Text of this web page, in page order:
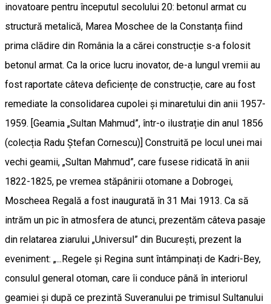
inovatoare pentru începutul secolului 20: betonul armat cu
structură metalică, Marea Moschee de la Constanța fiind
prima clădire din România la a cărei construcție s-a folosit
betonul armat. Ca la orice lucru inovator, de-a lungul vremii au
fost raportate câteva deficiențe de construcție, care au fost
remediate la consolidarea cupolei și minaretului din anii 1957-
1959. [Geamia „Sultan Mahmud”, într-o ilustrație din anul 1856
(colecția Radu Ștefan Cornescu)] Construită pe locul unei mai
vechi geamii, „Sultan Mahmud”, care fusese ridicată în anii
1822-1825, pe vremea stăpânirii otomane a Dobrogei,
Moscheea Regală a fost inaugurată în 31 Mai 1913. Ca să
intrăm un pic în atmosfera de atunci, prezentăm câteva pasaje
din relatarea ziarului „Universul” din București, prezent la
eveniment: „...Regele și Regina sunt întâmpinați de Kadri-Bey,
consulul general otoman, care îi conduce până în interiorul
geamiei și după ce prezintă Suveranului pe trimisul Sultanului